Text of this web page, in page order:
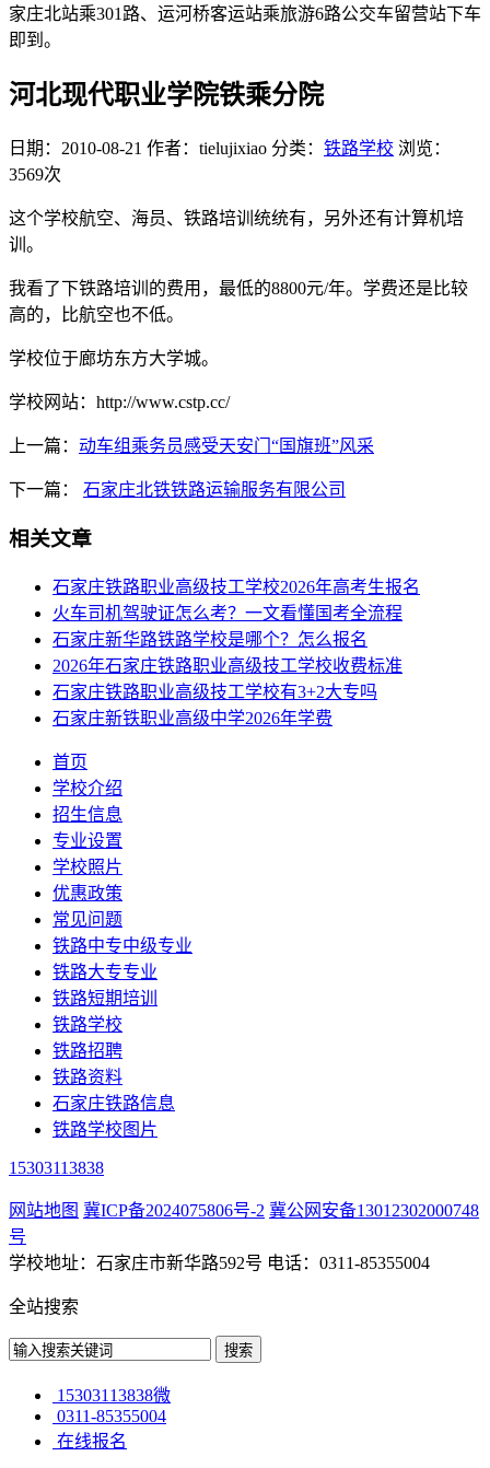
家庄北站乘301路、运河桥客运站乘旅游6路公交车留营站下车
即到。
河北现代职业学院铁乘分院
日期：2010-08-21 作者：tielujixiao 分类： 铁路学校 浏览：
3569次
这个学校航空、海员、铁路培训统统有，另外还有计算机培
训。
我看了下铁路培训的费用，最低的8800元/年。学费还是比较
高的，比航空也不低。
学校位于廊坊东方大学城。
学校网站：http://www.cstp.cc/
上一篇： 动车组乘务员感受天安门“国旗班”风采
下一篇： 石家庄北铁铁路运输服务有限公司
相关文章
石家庄铁路职业高级技工学校2026年高考生报名
火车司机驾驶证怎么考？一文看懂国考全流程
石家庄新华路铁路学校是哪个？怎么报名
2026年石家庄铁路职业高级技工学校收费标准
石家庄铁路职业高级技工学校有3+2大专吗
石家庄新铁职业高级中学2026年学费
首页
学校介绍
招生信息
专业设置
学校照片
优惠政策
常见问题
铁路中专中级专业
铁路大专专业
铁路短期培训
铁路学校
铁路招聘
铁路资料
石家庄铁路信息
铁路学校图片
15303113838
网站地图 冀ICP备2024075806号-2 冀公网安备13012302000748
号
学校地址：石家庄市新华路592号 电话：0311-85355004
全站搜索
15303113838微
0311-85355004
在线报名